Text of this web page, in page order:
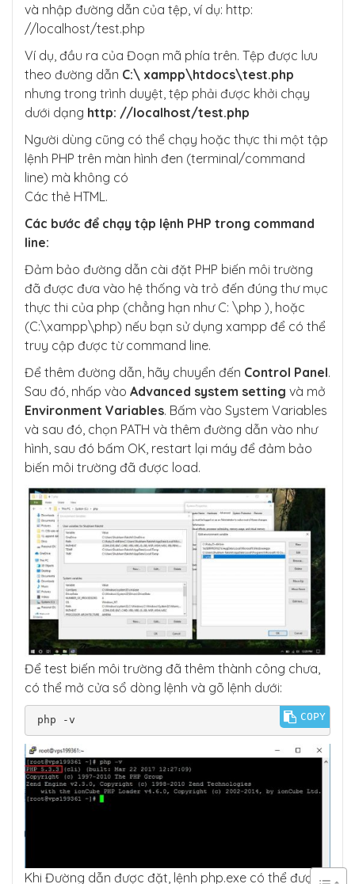
và nhập đường dẫn của tệp, ví dụ: http:
//localhost/test.php
Ví dụ, đầu ra của Đoạn mã phía trên. Tệp được lưu
theo đường dẫn C:\ xampp\htdocs\test.php
nhưng trong trình duyệt, tệp phải được khởi chạy
dưới dạng http: //localhost/test.php
Người dùng cũng có thể chạy hoặc thực thi một tập
lệnh PHP trên màn hình đen (terminal/command
line) mà không có
Các thẻ HTML.
Các bước để chạy tập lệnh PHP trong command
line:
Đảm bảo đường dẫn cài đặt PHP biến môi trường
đã được đưa vào hệ thống và trỏ đến đúng thư mục
thực thi của php (chẳng hạn như C: \php ), hoặc
(C:\xampp\php) nếu bạn sử dụng xampp để có thể
truy cập được từ command line.
Để thêm đường dẫn, hãy chuyển đến Control Panel.
Sau đó, nhấp vào Advanced system setting và mở
Environment Variables. Bấm vào System Variables
và sau đó, chọn PATH và thêm đường dẫn vào như
hình, sau đó bấm OK, restart lại máy để đảm bảo
biến môi trường đã được load.
Để test biến môi trường đã thêm thành công chưa,
có thể mở cửa sổ dòng lệnh và gõ lệnh dưới:
php -v COPY
Khi Đường dẫn được đặt, lệnh php.exe có thể được